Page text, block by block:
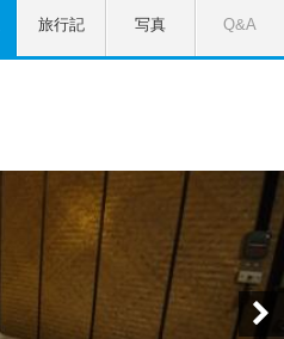
旅行記 写真 Q&A